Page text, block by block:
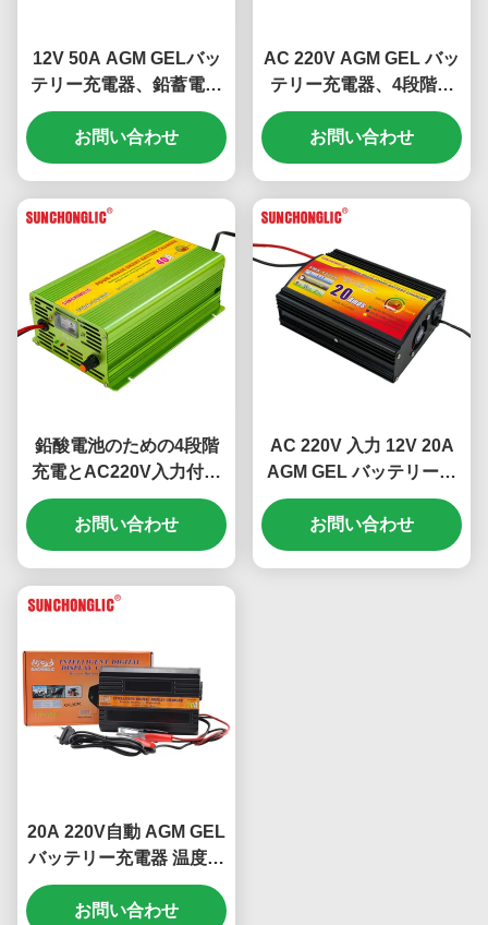
12V 50A AGM GELバッ
テリー充電器、鉛蓄電池
用4段階充電と温度補償
機能付き
お問い合わせ
AC 220V AGM GEL バッ
テリー充電器、4段階充
電と12V 30A出力、鉛蓄
電池用
お問い合わせ
鉛酸電池のための4段階
充電とAC220V入力付き
の40A AGM GEL電池充
電器
お問い合わせ
AC 220V 入力 12V 20A
AGM GEL バッテリー充
電器 鉛酸バッテリーのた
めの4段階充電
お問い合わせ
20A 220V自動 AGM GEL
バッテリー充電器 温度制
御と鉛酸自動車バッテリ
ーのためのデジタルディ
お問い合わせ